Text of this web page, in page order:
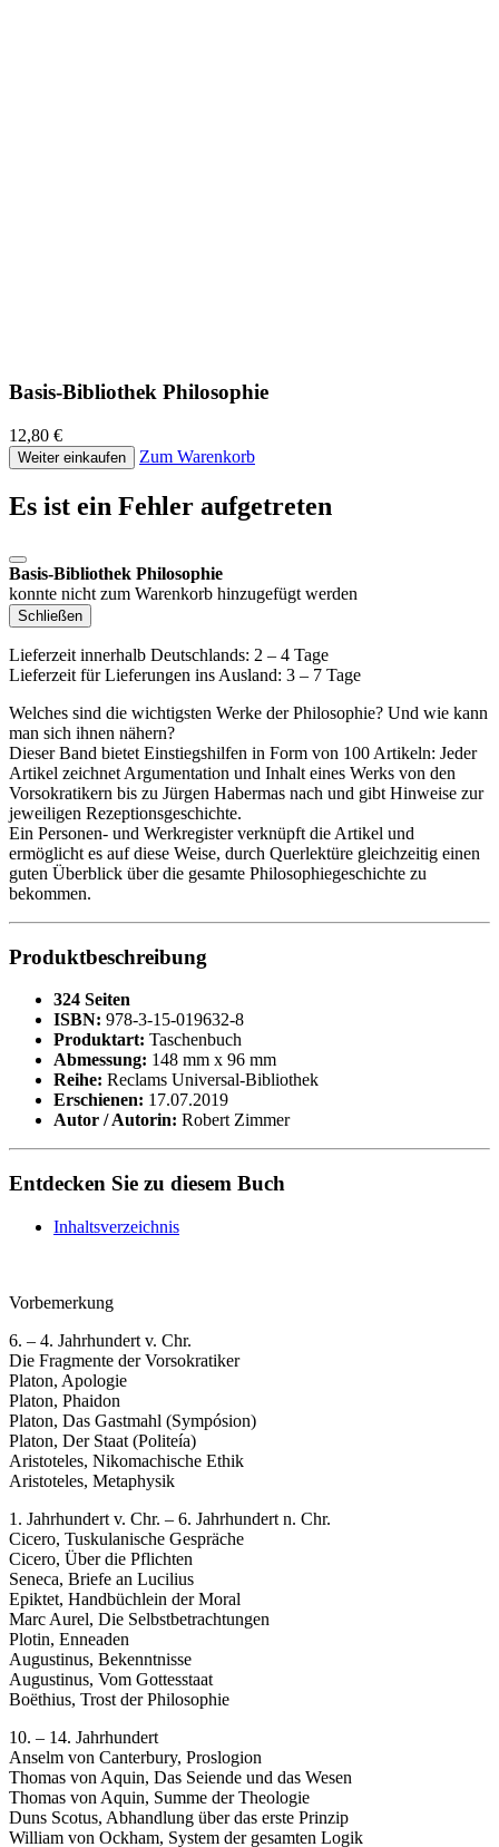
Basis-Bibliothek Philosophie
12,80 €
Weiter einkaufen Zum Warenkorb
Es ist ein Fehler aufgetreten
Basis-Bibliothek Philosophie
konnte nicht zum Warenkorb hinzugefügt werden
Schließen
Lieferzeit innerhalb Deutschlands: 2 – 4 Tage
Lieferzeit für Lieferungen ins Ausland: 3 – 7 Tage
Welches sind die wichtigsten Werke der Philosophie? Und wie kann
man sich ihnen nähern?
Dieser Band bietet Einstiegshilfen in Form von 100 Artikeln: Jeder
Artikel zeichnet Argumentation und Inhalt eines Werks von den
Vorsokratikern bis zu Jürgen Habermas nach und gibt Hinweise zur
jeweiligen Rezeptionsgeschichte.
Ein Personen- und Werkregister verknüpft die Artikel und
ermöglicht es auf diese Weise, durch Querlektüre gleichzeitig einen
guten Überblick über die gesamte Philosophiegeschichte zu
bekommen.
Produktbeschreibung
324 Seiten
ISBN: 978-3-15-019632-8
Produktart: Taschenbuch
Abmessung: 148 mm x 96 mm
Reihe: Reclams Universal-Bibliothek
Erschienen: 17.07.2019
Autor / Autorin: Robert Zimmer
Entdecken Sie zu diesem Buch
Inhaltsverzeichnis
Vorbemerkung
6. – 4. Jahrhundert v. Chr.
Die Fragmente der Vorsokratiker
Platon, Apologie
Platon, Phaidon
Platon, Das Gastmahl (Sympósion)
Platon, Der Staat (Politeía)
Aristoteles, Nikomachische Ethik
Aristoteles, Metaphysik
1. Jahrhundert v. Chr. – 6. Jahrhundert n. Chr.
Cicero, Tuskulanische Gespräche
Cicero, Über die Pflichten
Seneca, Briefe an Lucilius
Epiktet, Handbüchlein der Moral
Marc Aurel, Die Selbstbetrachtungen
Plotin, Enneaden
Augustinus, Bekenntnisse
Augustinus, Vom Gottesstaat
Boëthius, Trost der Philosophie
10. – 14. Jahrhundert
Anselm von Canterbury, Proslogion
Thomas von Aquin, Das Seiende und das Wesen
Thomas von Aquin, Summe der Theologie
Duns Scotus, Abhandlung über das erste Prinzip
William von Ockham, System der gesamten Logik